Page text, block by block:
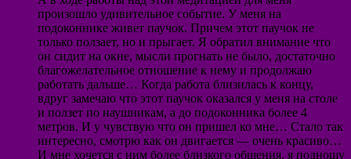
произошло удивительное событие. У меня на
подоконнике живет паучок. Причем этот паучок не
только ползает, но и прыгает. Я обратил внимание что
он сидит на окне, мысли прогнать не было, достаточно
благожелательное отношение к нему и продолжаю
работать дальше… Когда работа близилась к концу,
вдруг замечаю что этот паучок оказался у меня на столе
и ползет по наушникам, а до подоконника более 4
метров. И у чувствую что он пришел ко мне… Стало так
интересно, смотрю как он двигается — очень красиво…
И мне хочется с ним более близкого общения, я подношу